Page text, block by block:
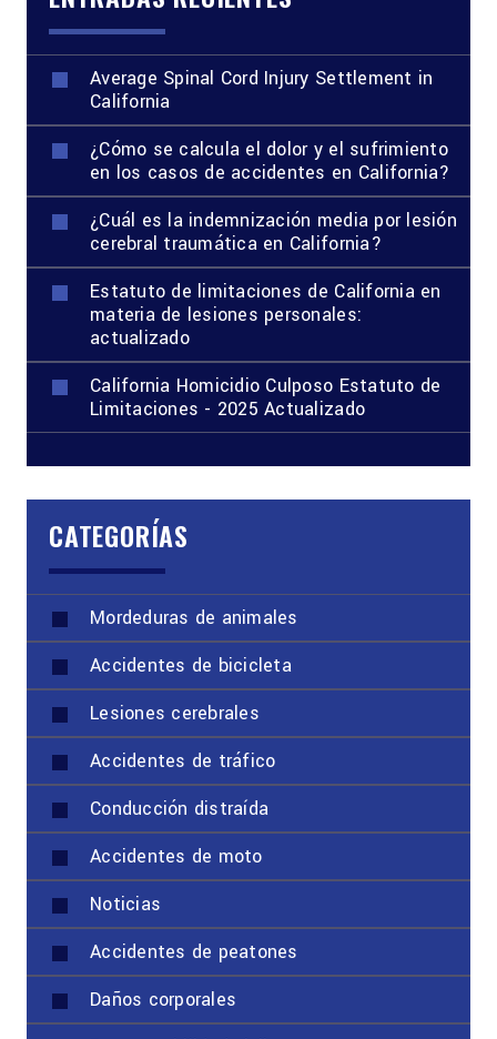
Average Spinal Cord Injury Settlement in
California
¿Cómo se calcula el dolor y el sufrimiento
en los casos de accidentes en California?
¿Cuál es la indemnización media por lesión
cerebral traumática en California?
Estatuto de limitaciones de California en
materia de lesiones personales:
actualizado
California Homicidio Culposo Estatuto de
Limitaciones - 2025 Actualizado
CATEGORÍAS
Mordeduras de animales
Accidentes de bicicleta
Lesiones cerebrales
Accidentes de tráfico
Conducción distraída
Accidentes de moto
Noticias
Accidentes de peatones
Daños corporales